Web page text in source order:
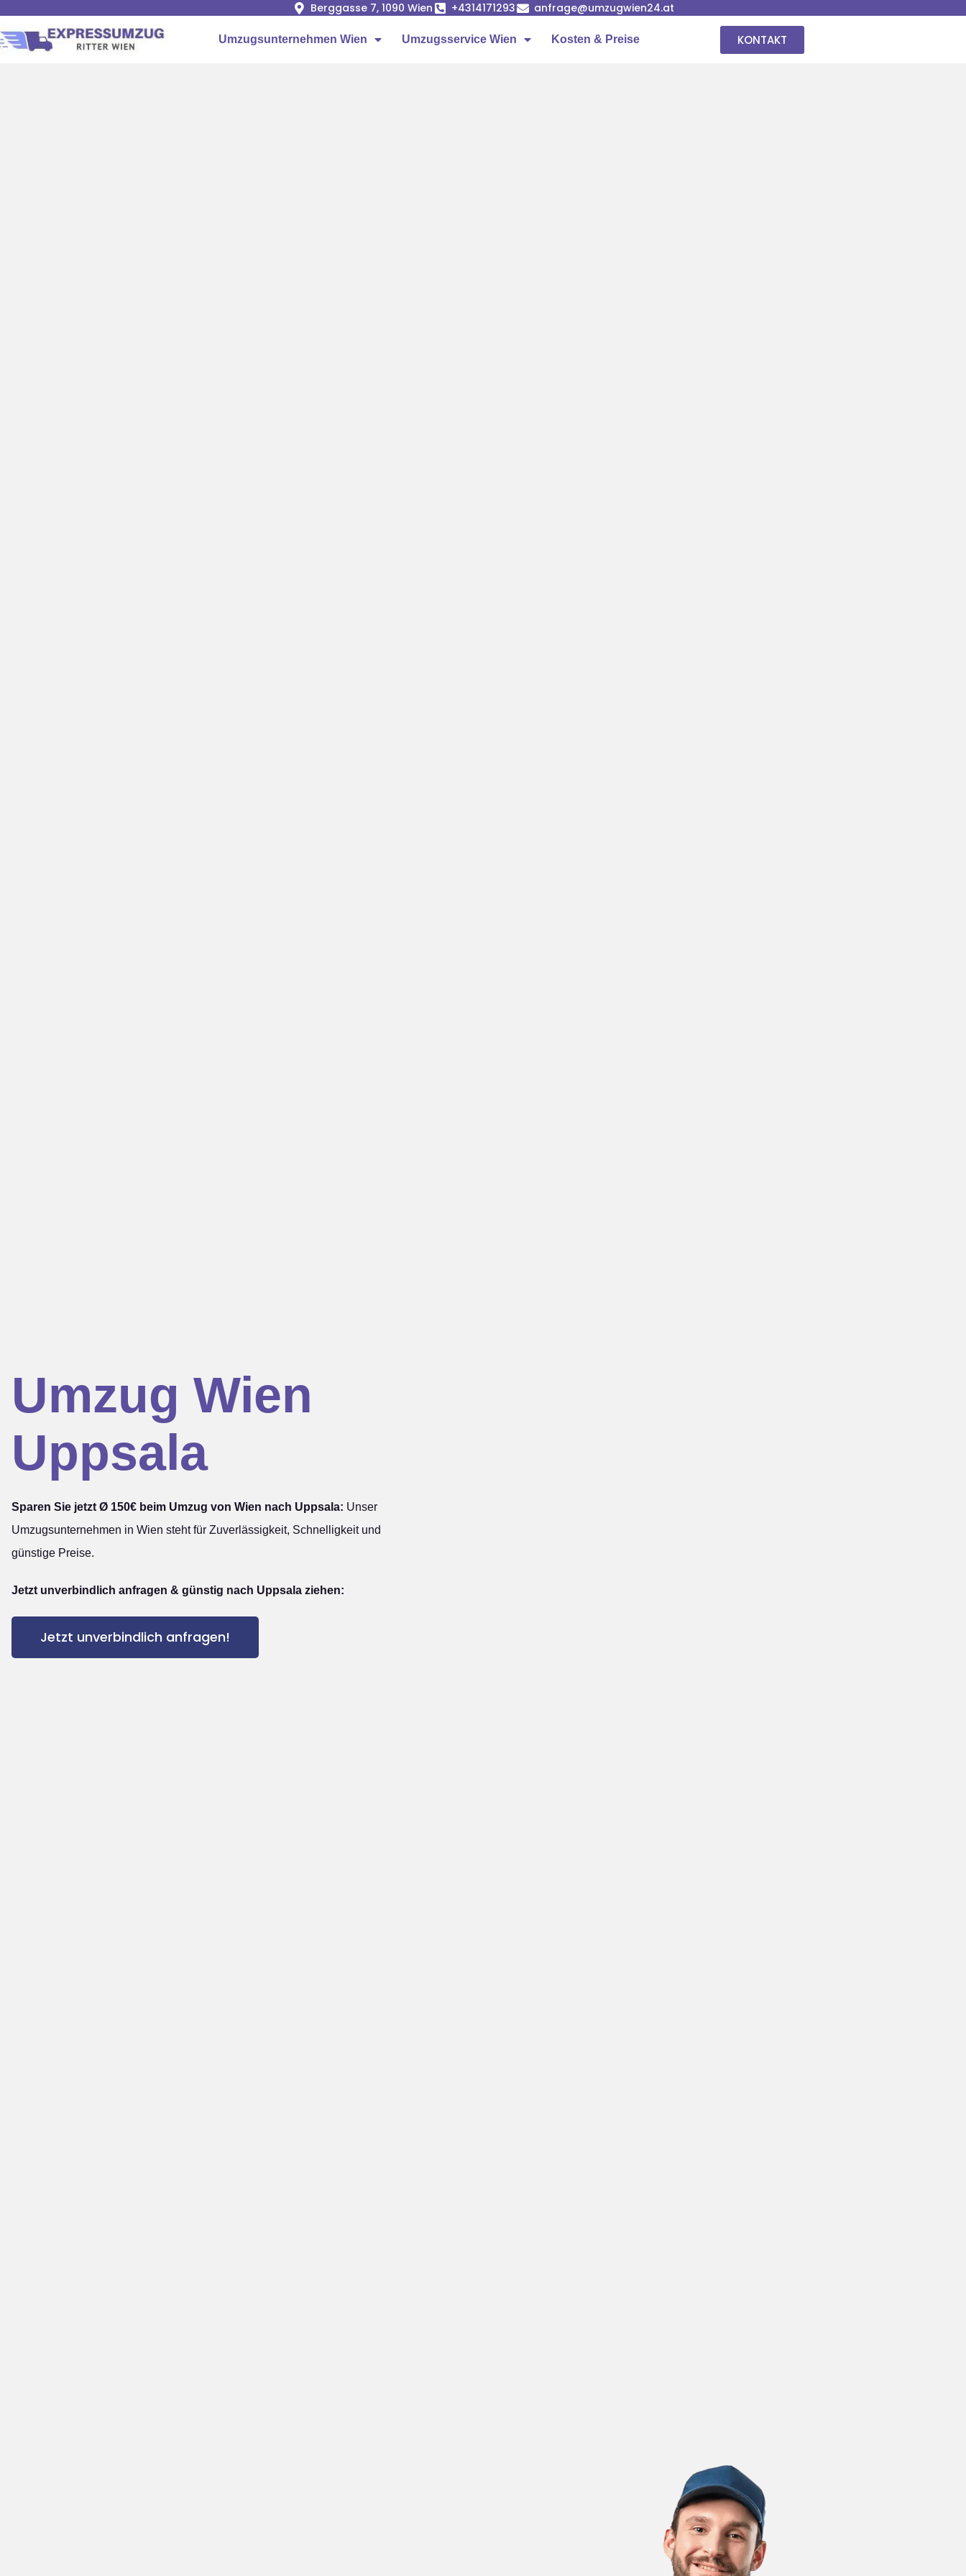
Berggasse 7, 1090 Wien +4314171293 anfrage@umzugwien24.at
Umzugsunternehmen Wien Umzugsservice Wien Kosten & Preise KONTAKT
Umzug Wien
Uppsala
Sparen Sie jetzt Ø 150€ beim Umzug von Wien nach Uppsala: Unser
Umzugsunternehmen in Wien steht für Zuverlässigkeit, Schnelligkeit und
günstige Preise.
Jetzt unverbindlich anfragen & günstig nach Uppsala ziehen:
Jetzt unverbindlich anfragen!